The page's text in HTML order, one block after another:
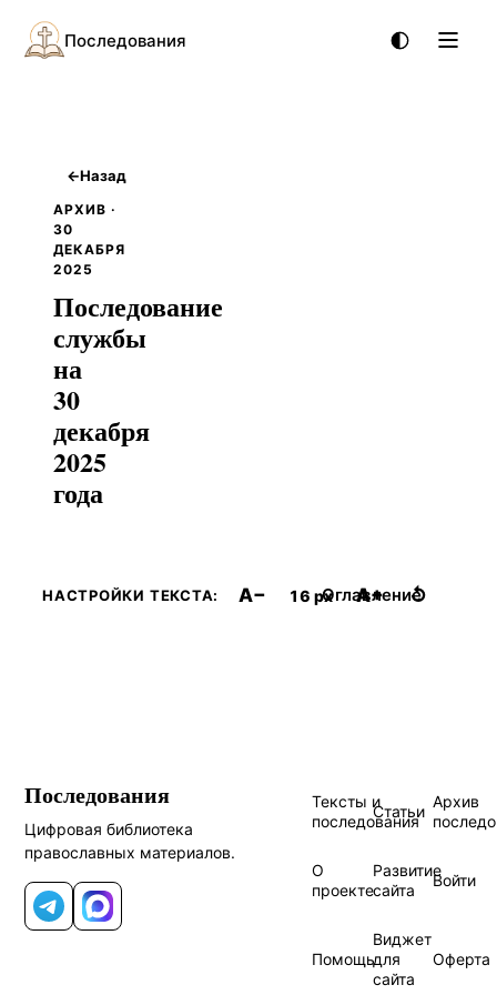
Последования
←Назад
АРХИВ ·
30
ДЕКАБРЯ
2025
Последование
службы
на
30
декабря
2025
года
НАСТРОЙКИ ТЕКСТА: A− 16 px A+ ↺
Оглавление
Последования
Цифровая библиотека
православных материалов.
Telegram
MAX
Тексты и
последования
Статьи
Архив
О
проекте
Развитие
сайта
Войти
Помощь
Виджет
для
сайта
Оферта